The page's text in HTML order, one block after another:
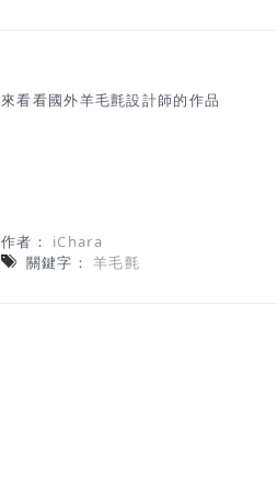
來看看國外羊毛氈設計師的作品
作者： iChara
關鍵字：羊毛氈